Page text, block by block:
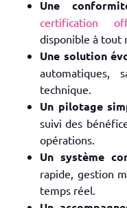
Une
certification
disponible à tout
Une solution
automatiques,
technique.
Un pilotage
suivi des
opérations.
Un système
rapide, gestion
temps réel.